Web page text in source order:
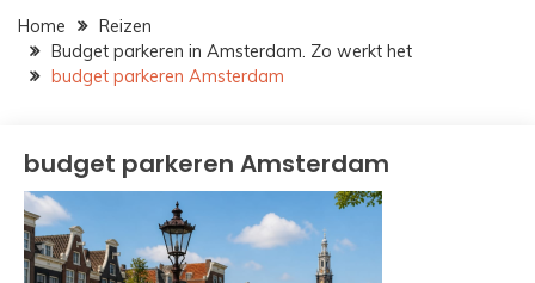
Home
Reizen
Budget parkeren in Amsterdam. Zo werkt het
budget parkeren Amsterdam
budget parkeren Amsterdam